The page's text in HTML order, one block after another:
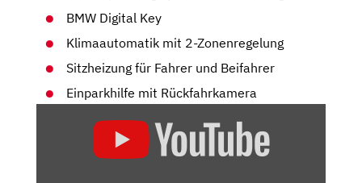
BMW Digital Key
Klimaautomatik mit 2-Zonenregelung
Sitzheizung für Fahrer und Beifahrer
Einparkhilfe mit Rückfahrkamera